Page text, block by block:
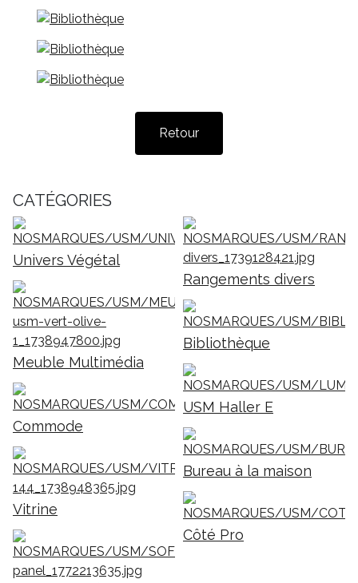
Retour
CATÉGORIES
Univers Végétal
Rangements divers
Meuble Multimédia
Bibliothèque
USM Haller E
Commode
Bureau à la maison
Vitrine
Côté Pro